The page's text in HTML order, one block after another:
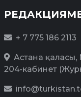
+ 7 775 186 2113
Астана қаласы,
204-кабинет